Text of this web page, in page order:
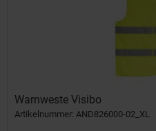
Warnweste Visibo
Artikelnummer: AND826000-02_XL